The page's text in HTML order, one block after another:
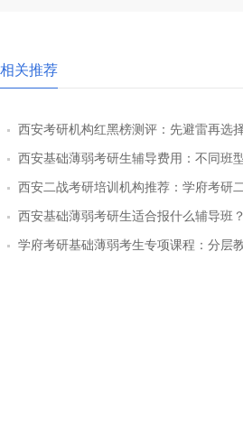
相关推荐
西安考研机构红黑榜测评：先避雷再选
西安基础薄弱考研生辅导费用：不同班
对比
西安二战考研培训机构推荐：学府考研
率提升路径
西安基础薄弱考研生适合报什么辅导班
步班型推荐
学府考研基础薄弱考生专项课程：分层